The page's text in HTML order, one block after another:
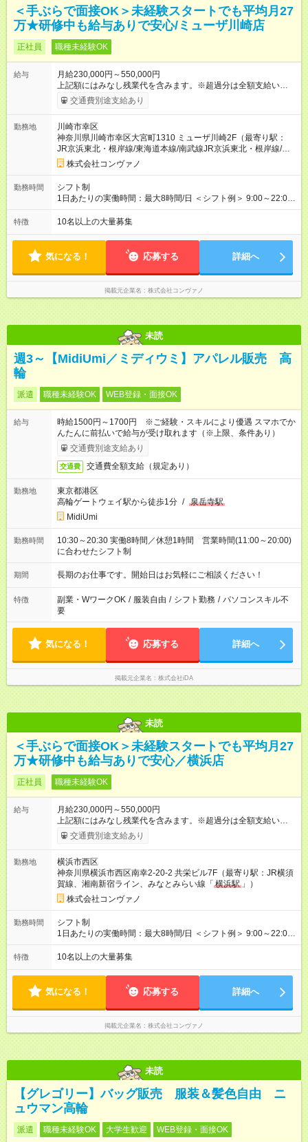
＜手ぶらで面接OK＞未経験スタートでも平均月27
万★研修中も給与ありで安心/ミューザ川崎店
正社員 職種未経験OK
給与
月給230,000円～550,000円
上記額にはみなし残業代を含みます。※超過分は全額支給いたし
ます。 みなし残業代 8,940円／月 みなし残業時間 5.5時間／月
上記には、月5.5時間分のみなし残業代(8，940円)を含む。超過
円～ （期間中は契約社員） ※社内基準を満たした場合は、その
後正規登用可 【年収例】 ◆エリアマネージャー 月給25万円＋役
職手当3万円＋インセン14万5，781円＝42万5，781円 ◆店長
月給 25万円＋役職手当1万円＋インセン8万2，547円＝34万2，
547円 ◆社員(役職なし) 月給23万円＋インセン1万4701円＝24
万4，701円 ＜別途支給手当＞ ・インセンティブ：月10万円以
上も可能！ ・賞与：年2回(6月/12月)※業績による ・交通費：月
たり) ・回数：随時 ・反映時期：次月の給与から ・評価手法：
社内評価に基づく ※あなたの頑張りをしっかり評価します！で
きることが増えるほどお給料に反映される環境です。 【試用期
間】試用期間あり 試用期間の長さ：6ヶ月 ※ 雇用形態と給与
に、本採用時と異なる部分があります。 雇用形態：中途採用
（契約社員） 給与：月給 220,000円以上 上記額にはみなし残業
代 8,552円／月 みなし残業時間 5.5時間／月
交通費別途支給あり
勤務地
川崎市幸区
神奈川県川崎市幸区大宮町1310 ミューザ川崎2F（最寄り駅：
JR京浜東北・根岸線/東海道本線/南武線JR京浜東北・根岸線/東
海道本線/南武線）
株式会社コンヴァノ
勤務時間
シフト制
1日あたりの実働時間：最大8時間/日 ＜シフト例＞ 9:00～22:00
でのシフト制（実働8時間／休憩60分） ※残業時間は月平均で
10時間程度 ※営業時間は【平日】11：00～22：00、【土日祝】
ます。
特徴 10名以上の大量募集
気になる！ 応募する 詳細へ
掲載元企業名 株式会社コンヴァノ
未読
週3～【MidiUmi／ミディウミ】アパレル販売 高
輪
派遣 職種未経験OK WEB登録・面接OK
給与
時給1500円～1700円 ※ご経験・スキルにより優遇 スマホでか
んたんに前払いで給与が受け取れます（※上限、条件あり）
交通費別途支給あり
交通費 交通費全額支給（規定あり）
勤務地
東京都港区
高輪ゲートウェイ駅から徒歩1分 / 泉岳寺駅
MidiUmi
勤務時間
10:30～20:30 実働8時間／休憩1時間 営業時間(11:00～20:00)
に合わせたシフト制
期間 長期のお仕事です。開始日はお気軽にご相談ください！
特徴 副業・WワークOK / 服装自由 / シフト勤務 / パソコンスキル不
要
気になる！ 応募する 詳細へ
掲載元企業名 株式会社iDA
未読
＜手ぶらで面接OK＞未経験スタートでも平均月27
万★研修中も給与ありで安心／横浜店
正社員 職種未経験OK
給与
月給230,000円～550,000円
上記額にはみなし残業代を含みます。※超過分は全額支給いたし
ます。 みなし残業代 8,940円／月 みなし残業時間 5.5時間／月
上記には、月5.5時間分のみなし残業代(8，940円)を含む。超過
円～ （期間中は契約社員） ※社内基準を満たした場合は、その
後正規登用可 【年収例】 ◆エリアマネージャー 月給25万円＋役
職手当3万円＋インセン14万5，781円＝42万5，781円 ◆店長
月給 25万円＋役職手当1万円＋インセン8万2，547円＝34万2，
547円 ◆社員(役職なし) 月給23万円＋インセン1万4701円＝24
万4，701円 ＜別途支給手当＞ ・インセンティブ：月10万円以
上も可能！ ・賞与：年2回(6月/12月)※業績による ・交通費：月
たり) ・回数：随時 ・反映時期：次月の給与から ・評価手法：
社内評価に基づく ※あなたの頑張りをしっかり評価します！で
きることが増えるほどお給料に反映される環境です。 【試用期
間】試用期間あり 試用期間の長さ：6ヶ月 ※ 雇用形態と給与
に、本採用時と異なる部分があります。 雇用形態：中途採用
（契約社員） 給与：月給 220,000円以上 上記額にはみなし残業
代 8,552円／月 みなし残業時間 5.5時間／月
交通費別途支給あり
勤務地
横浜市西区
神奈川県横浜市西区南幸2-20-2 共栄ビル7F（最寄り駅：JR横須
賀線、湘南新宿ライン、みなとみらい線「 横浜駅 」）
株式会社コンヴァノ
勤務時間
シフト制
1日あたりの実働時間：最大8時間/日 ＜シフト例＞ 9:00～22:00
でのシフト制（実働8時間／休憩60分） ※残業時間は月平均で
10時間程度 ※営業時間は【平日】11：00～22：00、【土日祝】
ます。
特徴 10名以上の大量募集
気になる！ 応募する 詳細へ
掲載元企業名 株式会社コンヴァノ
未読
【グレゴリー】バッグ販売 服装＆髪色自由 ニ
ュウマン高輪
派遣 職種未経験OK 大学生歓迎 WEB登録・面接OK